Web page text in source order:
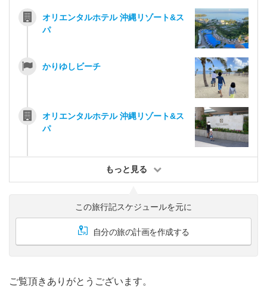
オリエンタルホテル 沖縄リゾート&ス
パ
かりゆしビーチ
オリエンタルホテル 沖縄リゾート&ス
パ
もっと見る
この旅行記スケジュールを元に
自分の旅の計画を作成する
ご覧頂きありがとうございます。